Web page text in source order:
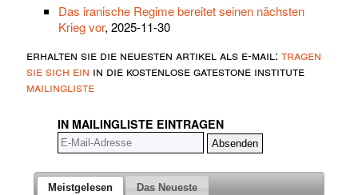
Das iranische Regime bereitet seinen nächsten
Krieg vor, 2025-11-30
erhalten sie die neuesten artikel als e-mail: tragen
sie sich ein in die kostenlose gatestone institute
mailingliste
IN MAILINGLISTE EINTRAGEN
Meistgelesen Das Neueste